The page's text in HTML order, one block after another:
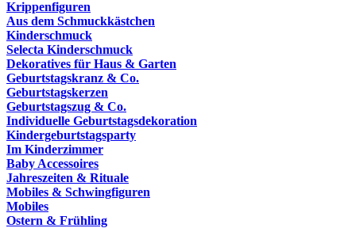
Krippenfiguren
Aus dem Schmuckkästchen
Kinderschmuck
Selecta Kinderschmuck
Dekoratives für Haus & Garten
Geburtstagskranz & Co.
Geburtstagskerzen
Geburtstagszug & Co.
Individuelle Geburtstagsdekoration
Kindergeburtstagsparty
Im Kinderzimmer
Baby Accessoires
Jahreszeiten & Rituale
Mobiles & Schwingfiguren
Mobiles
Ostern & Frühling